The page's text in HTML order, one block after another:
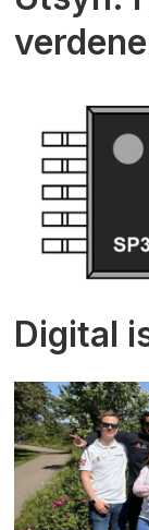
Digital